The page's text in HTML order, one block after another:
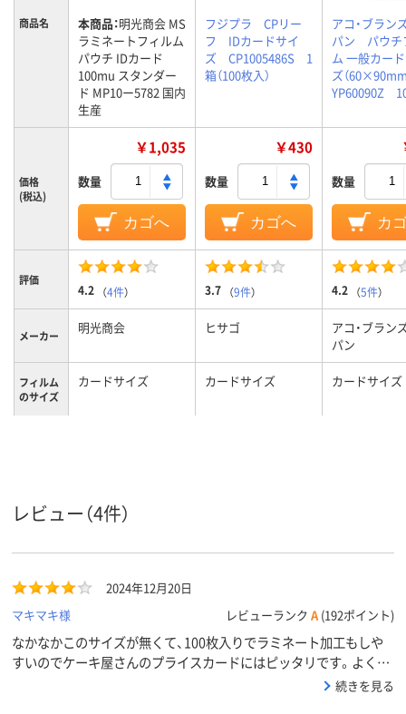
商品名 本商品：明光商会 MS
ラミネートフィルム
パウチ IDカード
100mu スタンダー
ド MP10ー5782 国内
生産
フジプラ CPリー
フ IDカードサイ
ズ CP1005486S 1
箱（100枚入）
アコ・ブラン
パン パウチ
ム 一般カー
ズ（
YP60090Z
価格
(税込)
￥1,035
数量
カゴへ
￥430
数量
カゴへ
数量
カ
評価
4.2 （4件） 3.7 （9件） 4.2 （5件）
メーカー 明光商会 ヒサゴ
アコ・ブラン
パン
フィルム
のサイズ
カードサイズ カードサイズ カードサイズ
グロス
レビュー（4件）
2024年12月20日
マキマキ様
レビューランク A (192ポイント)
なかなかこのサイズが無くて、100枚入りでラミネート加工もしや
すいのでケーキ屋さんのプライスカードにはピッタリです。よく価
格変更するのですがマジックなどで上から訂正するといかにも値上
続きを見る